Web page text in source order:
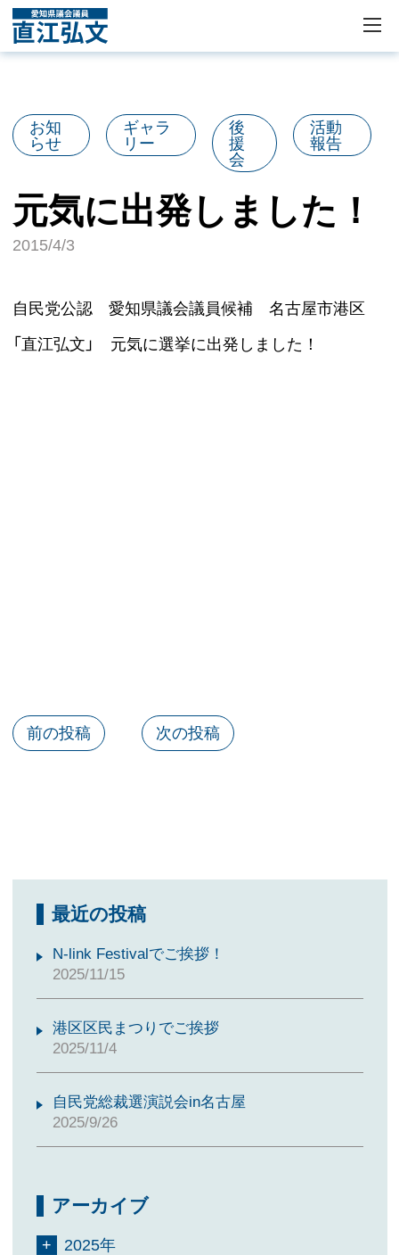
お知
らせ
ギャラ
リー
後
援
会
活動
報告
元気に出発しました！
2015/4/3
自民党公認 愛知県議会議員候補 名古屋市港区
「直江弘文」 元気に選挙に出発しました！
前の投稿 次の投稿
最近の投稿
N-link Festivalでご挨拶！
2025/11/15
港区区民まつりでご挨拶
2025/11/4
自民党総裁選演説会in名古屋
2025/9/26
アーカイブ
2025年